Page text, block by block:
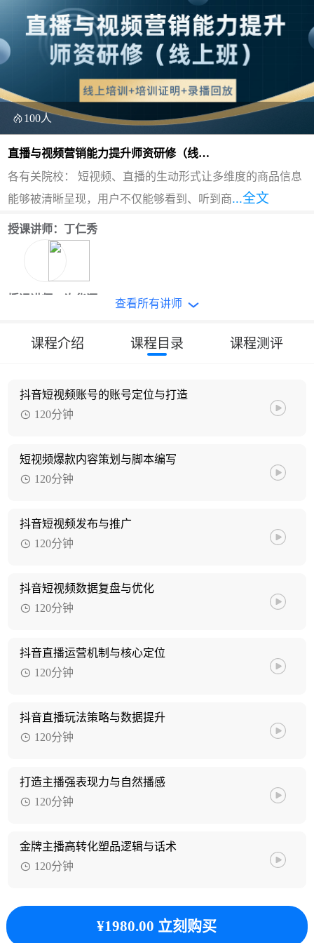
100人
直播与视频营销能力提升师资研修（线上
班）
各有关院校： 短视频、直播的生动形式让多维度的商品信息
能够被清晰呈现，用户不仅能够看到、听到商...全文
授课讲师：丁仁秀
查看所有讲师
课程介绍 课程目录 课程测评
抖音短视频账号的账号定位与打造
120分钟
短视频爆款内容策划与脚本编写
120分钟
抖音短视频发布与推广
120分钟
抖音短视频数据复盘与优化
120分钟
抖音直播运营机制与核心定位
120分钟
抖音直播玩法策略与数据提升
120分钟
打造主播强表现力与自然播感
120分钟
金牌主播高转化塑品逻辑与话术
120分钟
¥1980.00 立刻购买